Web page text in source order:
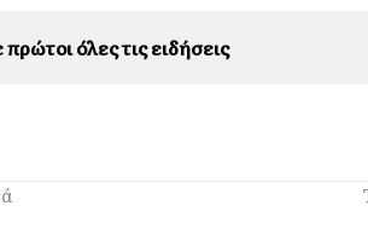
όλες τις ειδήσεις